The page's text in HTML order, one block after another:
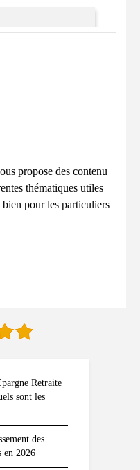
propose des contenu
thématiques utiles
pour les particuliers
Retraite
sont les
des
en 2026